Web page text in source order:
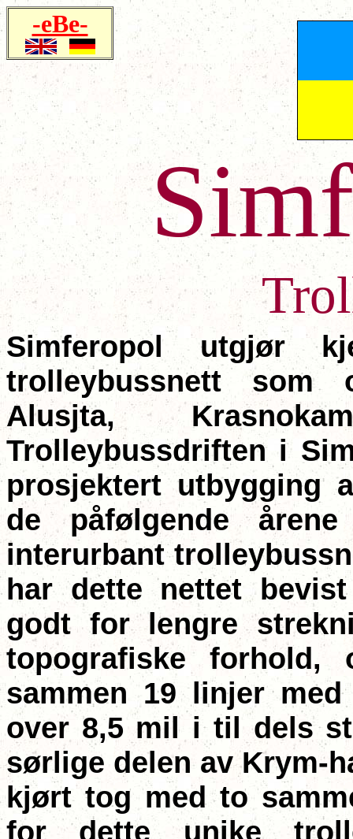
-eBe-
Simferopol utgjør
trolleybussnett som
Alusjta,
Trolleybussdriften i
prosjektert utbygging
de påfølgende
interurbant
har dette nettet
godt for lengre
topografiske
sammen 19 linjer
over 8,5 mil i til dels
sørlige delen av Krym-
kjørt tog med to
for dette unike